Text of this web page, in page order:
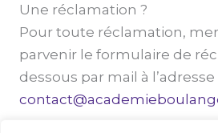
Une réclamation ?
Pour toute réclamation,
parvenir le formulaire de
dessous par mail à